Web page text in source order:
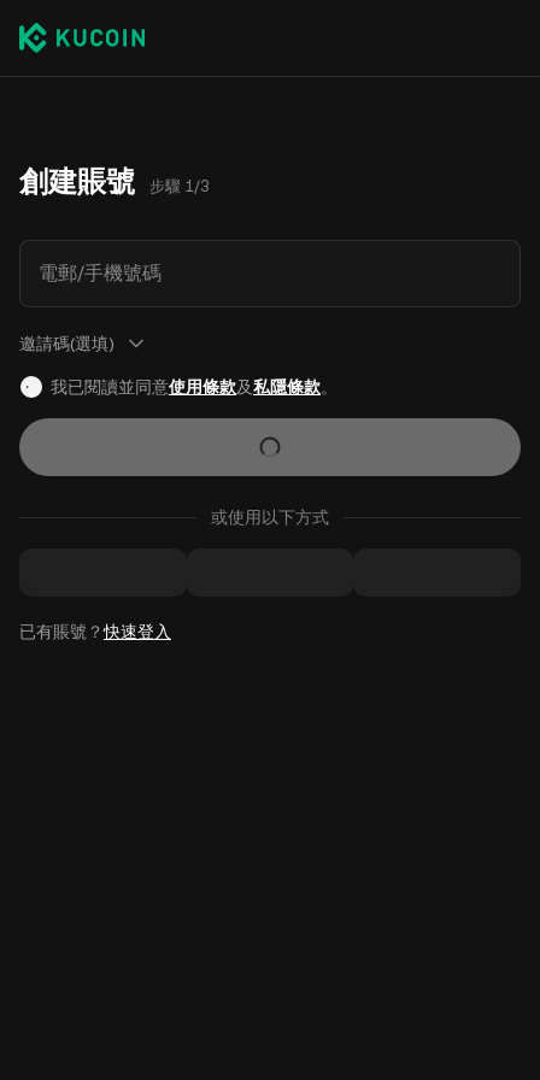
創建賬號 步驟 1/3
電郵/手機號碼
邀請碼(選填)
我已閱讀並同意使用條款及私隱條款。
或使用以下方式
已有賬號？快速登入